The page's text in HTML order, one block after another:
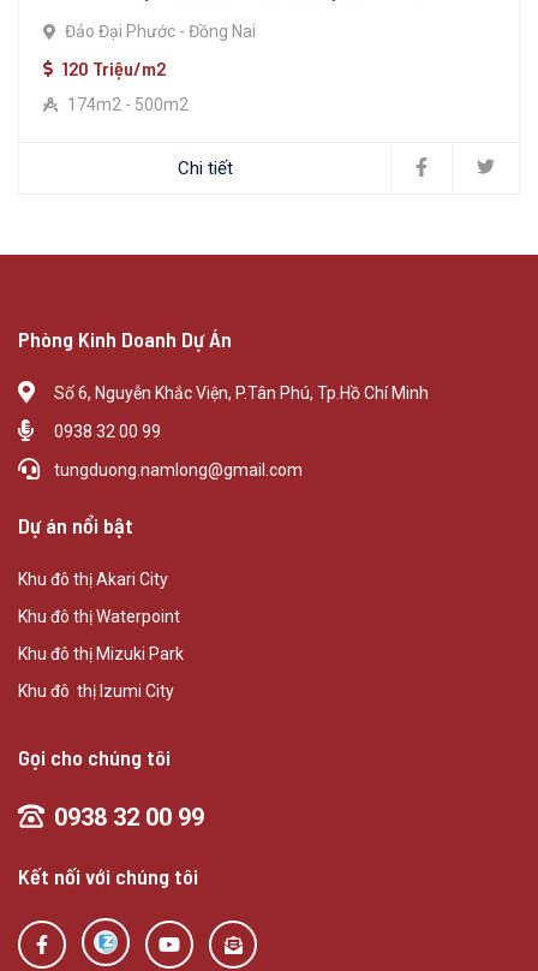
Đảo Đại Phước - Đồng Nai
120 Triệu/m2
174m2 - 500m2
Chi tiết
Phòng Kinh Doanh Dự Án
Số 6, Nguyễn Khắc Viện, P.Tân Phú, Tp.Hồ Chí Minh
0938 32 00 99
tungduong.namlong@gmail.com
Dự án nổi bật
Khu đô thị Akari City
Khu đô thị Waterpoint
Khu đô thị Mizuki Park
Khu đô thị Izumi City
Gọi cho chúng tôi
0938 32 00 99
Kết nối với chúng tôi